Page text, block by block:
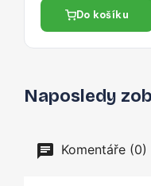
Do košíku
Naposledy
Komentáře (0)